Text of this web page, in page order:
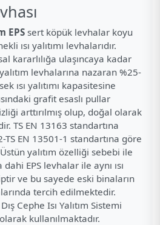
EPS sert köpük levhalar koyu
ısı yalıtımı levhalarıdır.
kararlılığa ulaşıncaya kadar
levhalarına nazaran %25-
ısı yalıtımı kapasitesine
grafit esaslı pullar
arttırılmış olup, doğal olarak
TS EN 13163 standartına
EN 13501-1 standartına göre
Üstün yalıtım özelliği sebebi ile
EPS levhalar ile aynı ısı
ve bu sayede eski binaların
tercih edilmektedir.
Cephe Isı Yalıtım Sistemi
kullanılmaktadır.